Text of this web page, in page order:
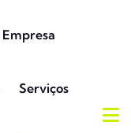
Empresa
Serviços